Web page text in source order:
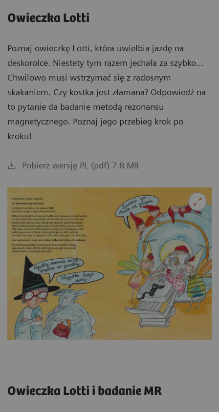
Owieczka Lotti
Poznaj owieczkę Lotti, która uwielbia jazdę na
deskorolce. Niestety tym razem jechała za szybko…
Chwilowo musi wstrzymać się z radosnym
skakaniem. Czy kostka jest złamana? Odpowiedź na
to pytanie da badanie metodą rezonansu
magnetycznego. Poznaj jego przebieg krok po
kroku!
Pobierz wersję PL (pdf) 7.8 MB
Owieczka Lotti i badanie MR